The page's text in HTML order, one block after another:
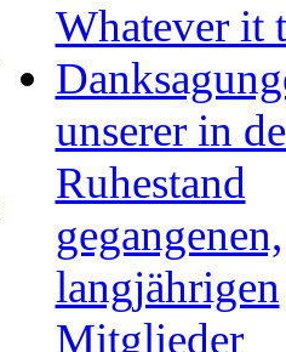
Whatever it
unserer in
Ruhestand
gegangenen,
langjährigen
Mitglieder